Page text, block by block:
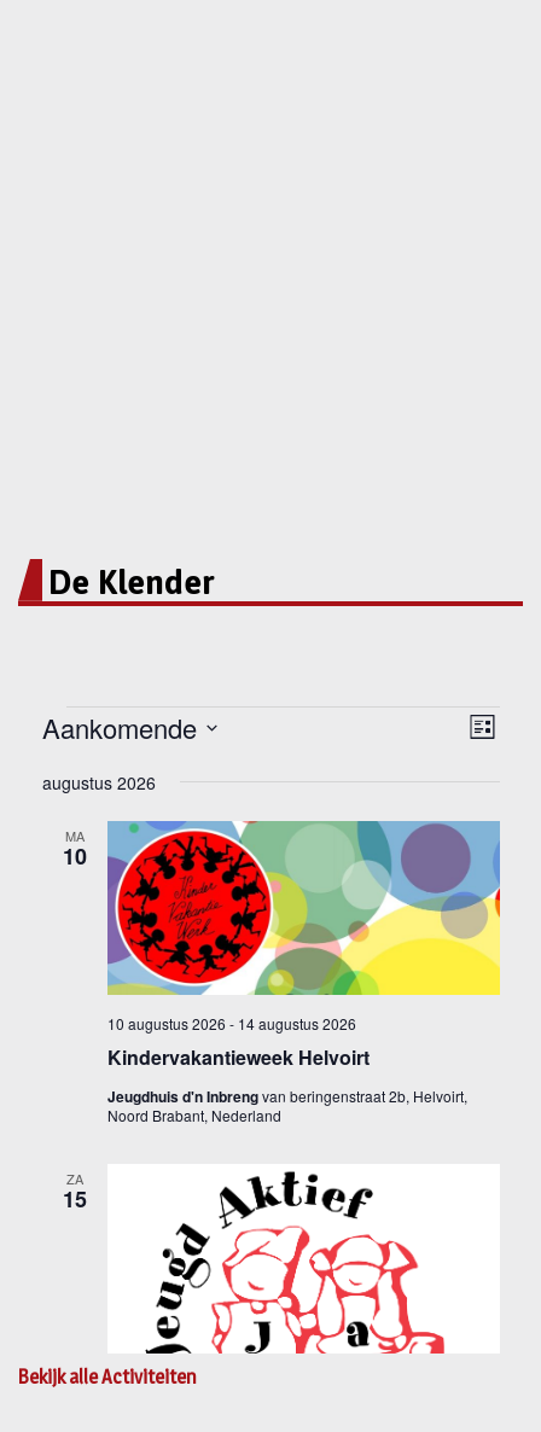
De Klender
Bekijk alle Activiteiten